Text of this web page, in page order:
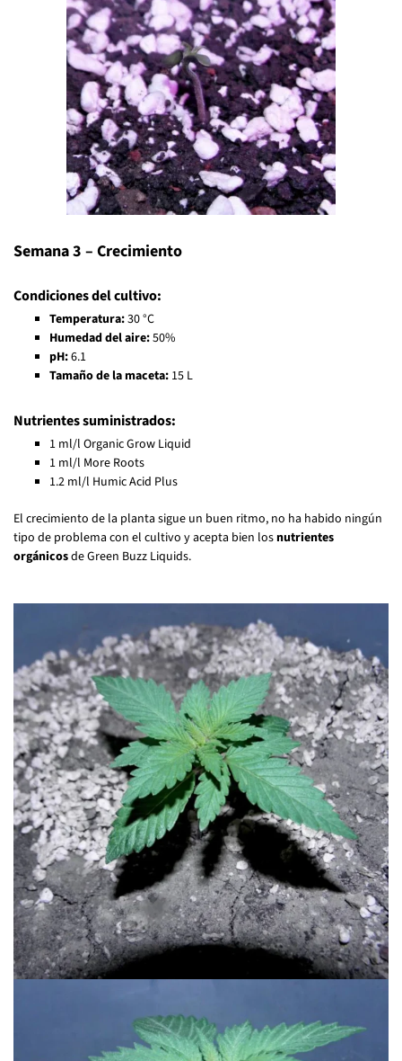
Semana 3 – Crecimiento
Condiciones del cultivo:
Temperatura:30 °C
Humedad del aire:50%
pH:6.1
Tamaño de la maceta: 15 L
Nutrientes suministrados:
1 ml/l Organic Grow Liquid
1 ml/l More Roots
1.2 ml/l Humic Acid Plus
El crecimiento de la planta sigue un buen ritmo, no ha habido ningún
tipo de problema con el cultivo y acepta bien losnutrientes
orgánicosde Green Buzz Liquids.